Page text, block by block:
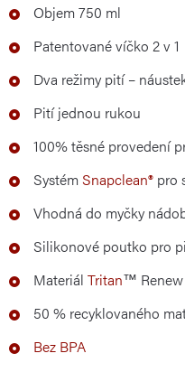
Objem 750 ml
Patentované víčko 2 v 1
Dva režimy pití –
Pití jednou rukou
100% těsné provedení
Systém Snapclean® pro
Vhodná do myčky
Silikonové poutko pro
Materiál Tritan™ Renew
50 % recyklovaného
Bez BPA